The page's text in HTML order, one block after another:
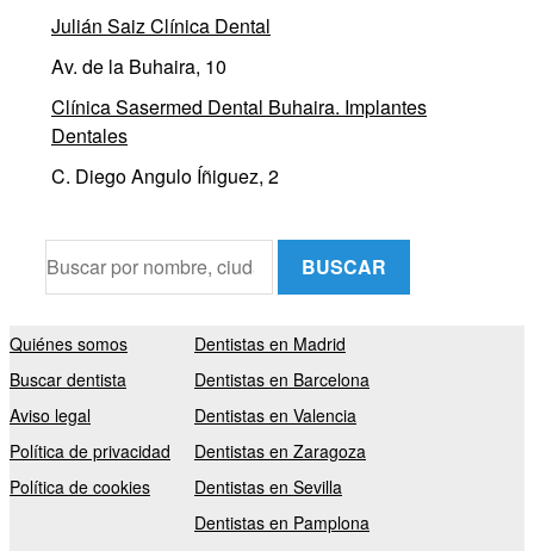
Julián Saiz Clínica Dental
Av. de la Buhaira, 10
Clínica Sasermed Dental Buhaira. Implantes
Dentales
C. Diego Angulo Íñiguez, 2
BUSCAR
Quiénes somos
Buscar dentista
Aviso legal
Política de privacidad
Política de cookies
Dentistas en Madrid
Dentistas en Barcelona
Dentistas en Valencia
Dentistas en Zaragoza
Dentistas en Sevilla
Dentistas en Pamplona